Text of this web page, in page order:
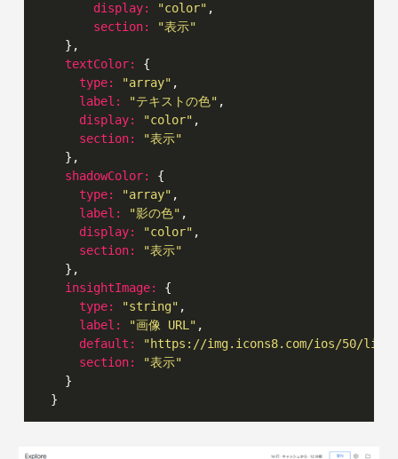
display:
"color" ,
section:
"表示"
    },
textColor:
{
type:
"array" ,
label:
"テキストの色" ,
display:
"color" ,
section:
"表示"
    },
shadowColor:
{
type:
"array" ,
label:
"影の色" ,
display:
"color" ,
section:
"表示"
    },
insightImage:
{
type:
"string" ,
label:
"画像 URL" ,
default:
"https://img.icons8.com/ios/50/
section:
"表示"
    }